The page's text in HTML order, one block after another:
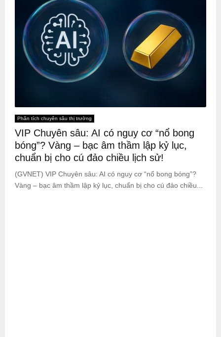
Phân tích chuyên sâu thị trường
VIP Chuyên sâu: AI có nguy cơ “nổ bong
bóng”? Vàng – bạc âm thầm lập kỷ lục,
chuẩn bị cho cú đảo chiều lịch sử!
(GVNET) VIP Chuyên sâu: AI có nguy cơ “nổ bong bóng”?
Vàng – bạc âm thầm lập kỷ lục, chuẩn bị cho cú đảo chiều...